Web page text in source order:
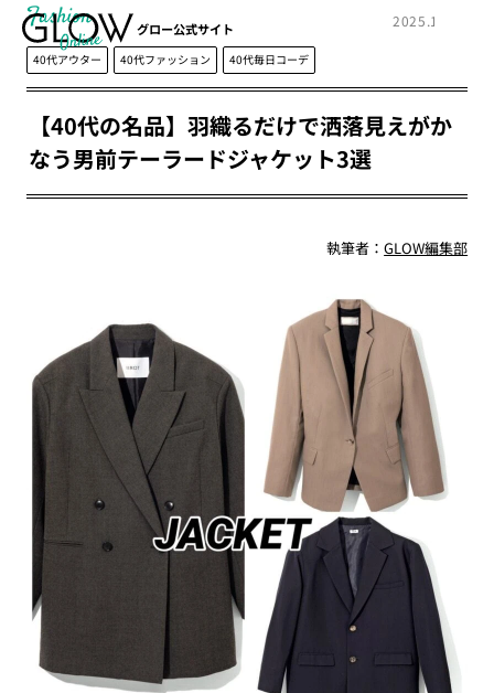
グロー公式サイト 2025.12.23
Fashion
40代アウター 40代ファッション 40代毎日コーデ
【40代の名品】羽織るだけで洒落見えがか
なう男前テーラードジャケット3選
執筆者：GLOW編集部